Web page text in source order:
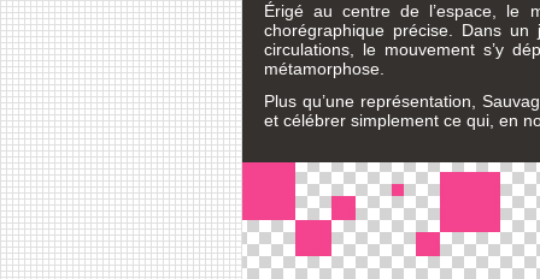
Érigé au centre de l’espace, le
chorégraphique précise. Dans
circulations, le mouvement s’y
métamorphose.
Plus qu’une représentation,
et célébrer simplement ce qui, en